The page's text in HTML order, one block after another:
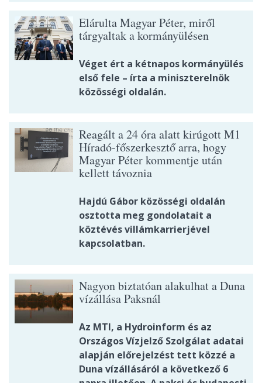
Elárulta Magyar Péter, miről
tárgyaltak a kormányülésen
Véget ért a kétnapos kormányülés
első fele – írta a miniszterelnök
közösségi oldalán.
Reagált a 24 óra alatt kirúgott M1
Híradó-főszerkesztő arra, hogy
Magyar Péter kommentje után
kellett távoznia
Hajdú Gábor közösségi oldalán
osztotta meg gondolatait a
köztévés villámkarrierjével
kapcsolatban.
Nagyon biztatóan alakulhat a Duna
vízállása Paksnál
Az MTI, a Hydroinform és az
Országos Vízjelző Szolgálat adatai
alapján előrejelzést tett közzé a
Duna vízállásáról a következő 6